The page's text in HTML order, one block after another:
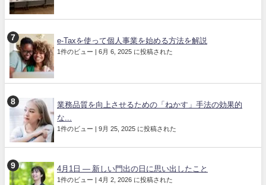
e-Taxを使って個人事業を始める方法を解説
1件のビュー 6月 6, 2025 に投稿された
業務品質を向上させるための「ねかす」手法の効果的
な...
1件のビュー 9月 25, 2025 に投稿された
4月1日 ― 新しい門出の日に思い出したこと
1件のビュー 4月 2, 2026 に投稿された